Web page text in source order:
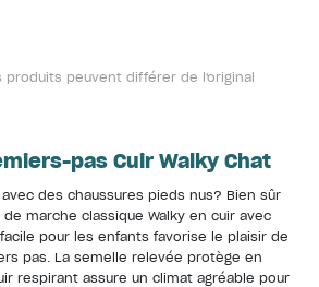
produits peuvent différer de l'original
pas Cuir Walky Chat
des chaussures pieds nus? Bien sûr
marche classique Walky en cuir avec
pour les enfants favorise le plaisir de
pas. La semelle relevée protège en
respirant assure un climat agréable pour